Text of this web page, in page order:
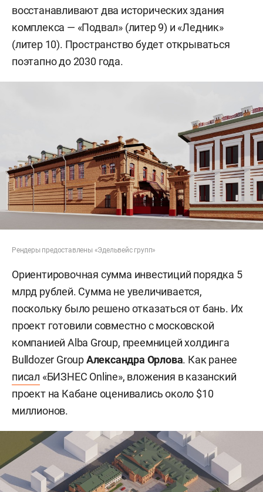
восстанавливают два исторических здания
комплекса — «Подвал» (литер 9) и «Ледник»
(литер 10). Пространство будет открываться
поэтапно до 2030 года.
Рендеры предоставлены «Эдельвейс групп»
Ориентировочная сумма инвестиций порядка 5
млрд рублей. Сумма не увеличивается,
поскольку было решено отказаться от бань. Их
проект готовили совместно с московской
компанией Alba Group, преемницей холдинга
Bulldozer GroupАлександра Орлова. Как ранее
писал «БИЗНЕС Online», вложения в казанский
проект на Кабане оценивались около $10
миллионов.